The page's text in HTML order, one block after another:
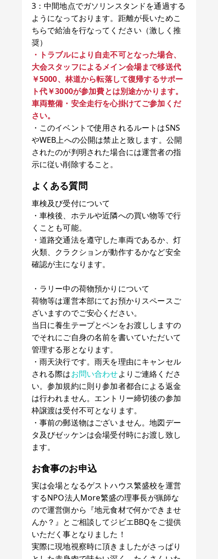
3：中間地点でガソリンスタンドを通過する
ようになっております。距離が長いためこ
ちらで給油を行なってください（激しく推
奨）
・トラブルにより自走不可となった場合、
大会スタッフによるメイン会場まで移送代
￥5000、林道から転落して復帰するサポー
ト代￥3000が参加費とは別途かかります。
車両整備・安全走行を心掛けてご参加くだ
さい。
・このイベントで使用されるルートはSNS
やWEB上への公開は禁止と致します。公開
されたのが判明された場合には運営者の指
示に従い削除すること。
よくある質問
車検及び受付について
・車検後、ホテルや近隣への買い物等で行
くことも可能。
・道路交通法を遵守した車両であるか、灯
火類、クラクションが動作するかなど安全
確認が主になります。
・ラリー中の荷物預かりについて
荷物等は運営本部にてお預かりスペースご
ざいますのでご安心ください。
当日に養生テープとペンをお渡ししますの
でそれにご自身の名前を書いていただいて
管理する形となります。
・雨天決行です。雨天を理由にキャンセル
される際はお問い合わせよりご連絡くださ
い。参加規約に則り参加者都合による返金
は行われません。エントリー締切後の参加
枠譲渡は受付不可となります。
・事前の郵送物はございません。地図デー
タ及びゼッケンは会場受付時にお渡し致し
ます。
お食事のお申込
実は会場となるゲストハウス繁盛校を運営
するNPO法人More繁盛の理事長が猟師な
ので運営側から『地元食材で何かできませ
んか？』とご相談してジビエBBQをご提供
いただく事となりました！
実際に現地視察時に頂きましたがさっぱり